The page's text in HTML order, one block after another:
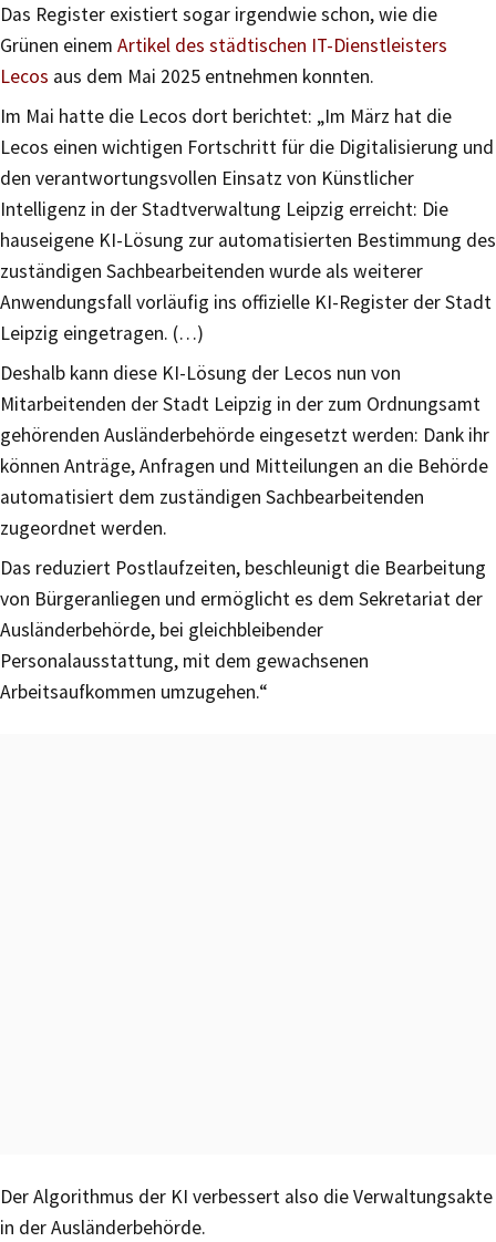
Das Register existiert sogar irgendwie schon, wie die
Grünen einem Artikel des städtischen IT-Dienstleisters
Lecos aus dem Mai 2025 entnehmen konnten.
Im Mai hatte die Lecos dort berichtet: „Im März hat die
Lecos einen wichtigen Fortschritt für die Digitalisierung und
den verantwortungsvollen Einsatz von Künstlicher
Intelligenz in der Stadtverwaltung Leipzig erreicht: Die
hauseigene KI-Lösung zur automatisierten Bestimmung des
zuständigen Sachbearbeitenden wurde als weiterer
Anwendungsfall vorläufig ins offizielle KI-Register der Stadt
Leipzig eingetragen. (…)
Deshalb kann diese KI-Lösung der Lecos nun von
Mitarbeitenden der Stadt Leipzig in der zum Ordnungsamt
gehörenden Ausländerbehörde eingesetzt werden: Dank ihr
können Anträge, Anfragen und Mitteilungen an die Behörde
automatisiert dem zuständigen Sachbearbeitenden
zugeordnet werden.
Das reduziert Postlaufzeiten, beschleunigt die Bearbeitung
von Bürgeranliegen und ermöglicht es dem Sekretariat der
Ausländerbehörde, bei gleichbleibender
Personalausstattung, mit dem gewachsenen
Arbeitsaufkommen umzugehen.“
Der Algorithmus der KI verbessert also die Verwaltungsakte
in der Ausländerbehörde.